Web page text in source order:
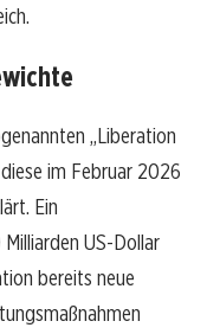
„Liberation
im Februar 2026
Ein
US-Dollar
bereits neue